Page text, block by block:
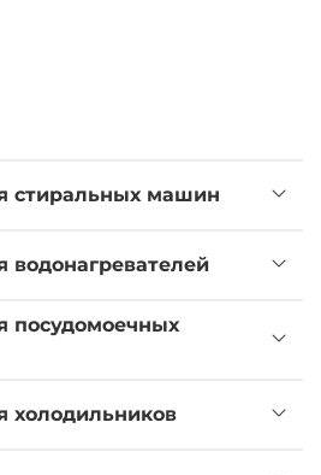
стиральных машин
водонагревателей
посудомоечных
холодильников